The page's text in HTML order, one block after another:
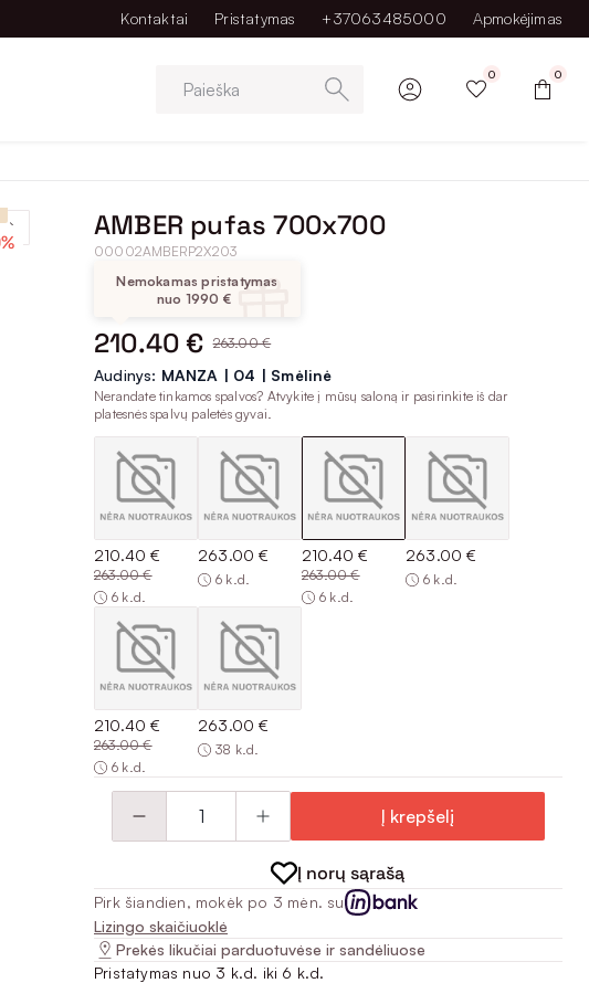
Kontaktai Pristatymas +37063485000 Apmokėjimas
Paieška
0 0
AMBER pufas 700x700
00002AMBERP2X203
Nemokamas pristatymas
nuo 1990 €
210.40 € 263.00 €
Audinys: MANZA | 04 | Smėlinė
Nerandate tinkamos spalvos? Atvykite į mūsų saloną ir pasirinkite iš dar
platesnės spalvų paletės gyvai.
210.40 €
263.00 €
6 k.d.
263.00 €
6 k.d.
210.40 €
263.00 €
6 k.d.
263.00 €
6 k.d.
210.40 €
263.00 €
6 k.d.
263.00 €
38 k.d.
Į krepšelį
Į norų sąrašą
Pirk šiandien, mokėk po 3 mėn. su
Lizingo skaičiuoklė
Prekės likučiai parduotuvėse ir sandėliuose
Pristatymas nuo 3 k.d. iki 6 k.d.